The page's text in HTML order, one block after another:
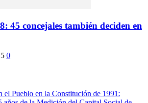
45 concejales también deciden en
0
el Pueblo en la Constitución de 1991: